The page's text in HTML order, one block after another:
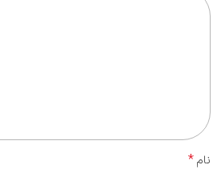
نام*